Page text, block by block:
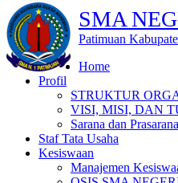
SMA
Patimuan
Home
Profil
STRUKTUR
VISI, MISI, DAN
Sarana dan Prasarana
Staf Tata Usaha
Kesiswaan
Manajemen